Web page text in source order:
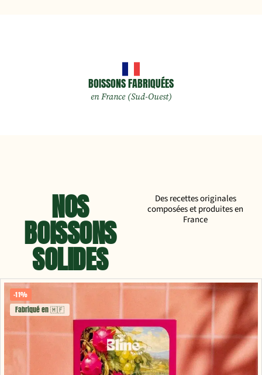
BOISSONS FABRIQUÉES
en France (Sud-Ouest)
NOS
BOISSONS
SOLIDES
Des recettes originales
composées et produites en
France
-11%
Fabriqué en 🇲🇫